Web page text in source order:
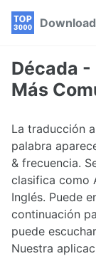
Skip
navigation
Skip
Skip
Década -
Más
La traducción
palabra
& frecuencia.
clasifica como
Inglés. Puede
continuación
puede
Nuestra